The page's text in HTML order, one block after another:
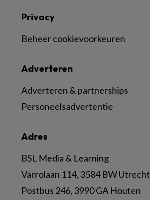
Adres
BSL Media & Learning
Varrolaan 114, 3584 BW Utrecht
Postbus 246, 3990 GA Houten
Adverteren
Adverteren & partnerships
Personeelsadvertentie
Privacy
Beheer cookievoorkeuren